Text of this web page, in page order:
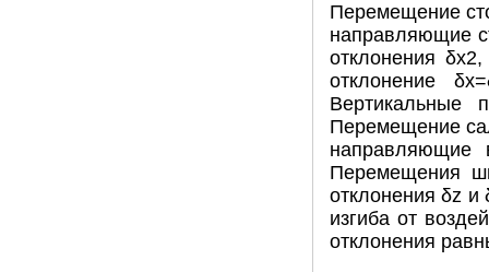
Перемещение
направляющие
отклонения
отклонение
Вертикальные
Перемещение
направляющие
Перемещения
отклонения δz
изгиба от
отклонения